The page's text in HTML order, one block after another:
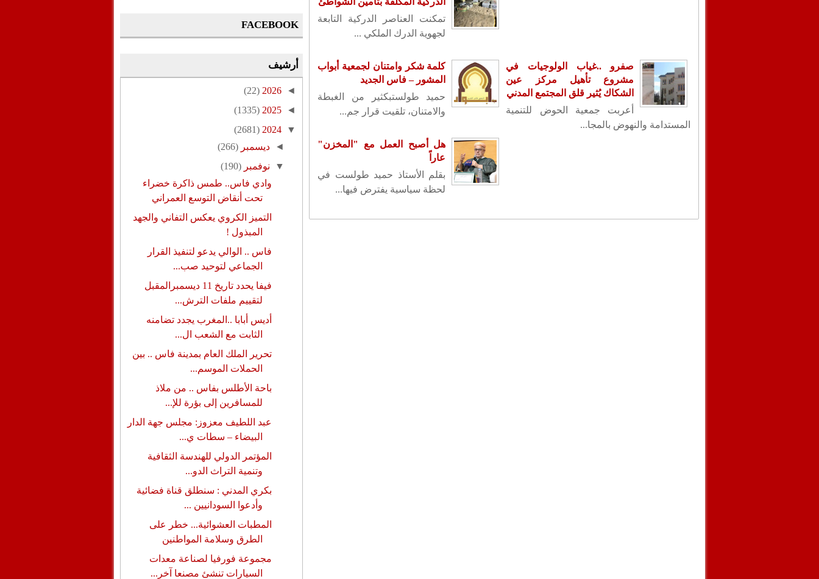
تمكنت العناصر الدركية التابعة
لجهوية الدرك الملكي ...
صفرو ..غياب الولوجيات في
مشروع تأهيل مركز عين
الشكاك يُثير قلق المجتمع المدني
أعربت جمعية الحوض للتنمية
المستدامة والنهوض بالمجا...
كلمة شكر وامتنان لجمعية أبواب
المشور – فاس الجديد
حميد طولستبكثير من الغبطة
والامتنان، تلقيت قرار جم...
هل أصبح العمل مع "المخزن"
عاراً
بقلم الأستاذ حميد طولست في
لحظة سياسية يفترض فيها...
FACEBOOK
أرشيف
◄
2026
(22)
◄
2025
(1335)
▼
2024
(2681)
◄ديسمبر(266)
▼ نوفمبر(190)
وادي فاس.. طمس ذاكرة خضراء
تحت أنقاض التوسع العمراني
التميز الكروي يعكس التفاني والجهد
المبذول !
فاس .. الوالي يدعو لتنفيذ القرار
الجماعي لتوحيد صب...
فيفا يحدد تاريخ 11 ديسمبرالمقبل
لتقييم ملفات الترش...
أديس أبابا ..المغرب يجدد تضامنه
الثابت مع الشعب ال...
تحرير الملك العام بمدينة فاس .. بين
الحملات الموسم...
باحة الأطلس بفاس .. من ملاذ
للمسافرين إلى بؤرة للإ...
عبد اللطيف معزوز: مجلس جهة الدار
البيضاء – سطات ي...
المؤتمر الدولي للهندسة الثقافية
وتنمية التراث الدو...
بكري المدني : سنطلق قناة فضائية
وأدعوا السودانيين ...
المطبات العشوائية... خطر على
الطرق وسلامة المواطنين
مجموعة فورفيا لصناعة معدات
السيارات تنشئ مصنعا آخر...